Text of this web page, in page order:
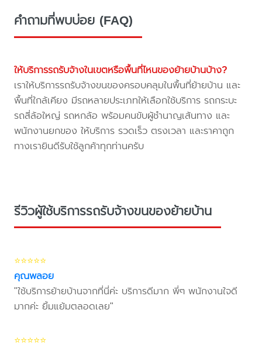
คำถามที่พบบ่อย (FAQ)
ให้บริการรถรับจ้างในเขตหรือพื้นที่ไหนของย้ายบ้านบ้าง?
เราให้บริการรถรับจ้างขนของครอบคลุมในพื้นที่ย้ายบ้าน และ
พื้นที่ใกล้เคียง มีรถหลายประเภทให้เลือกใช้บริการ รถกระบะ
รถสี่ล้อใหญ่ รถหกล้อ พร้อมคนขับผู้ชำนาญเส้นทาง และ
พนักงานยกของ ให้บริการ รวดเร็ว ตรงเวลา และราคาถูก
ทางเรายินดีรับใช้ลูกค้าทุกท่านครับ
รีวิวผู้ใช้บริการรถรับจ้างขนของย้ายบ้าน
⭐⭐⭐⭐⭐
คุณพลอย
"ใช้บริการย้ายบ้านจากที่นี่ค่ะ บริการดีมาก พี่ๆ พนักงานใจดี
มากค่ะ ยิ้มแย้มตลอดเลย"
⭐⭐⭐⭐⭐